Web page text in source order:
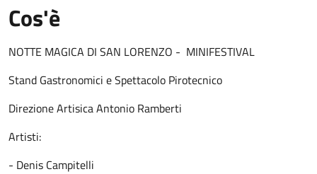
Cos'è
NOTTE MAGICA DI SAN LORENZO - MINIFESTIVAL
Stand Gastronomici e Spettacolo Pirotecnico
Direzione Artisica Antonio Ramberti
Artisti:
- Denis Campitelli